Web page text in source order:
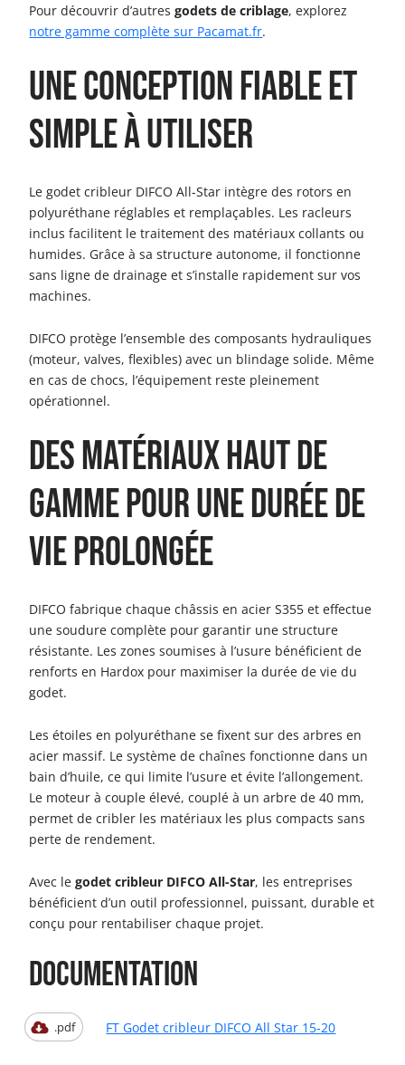
Pour découvrir d’autresgodets de criblage, explorez
notre gamme complète sur Pacamat.fr.
Une conception fiable et
simple à utiliser
Le godet cribleur DIFCO All-Star intègre des rotors en
polyuréthane réglables et remplaçables. Les racleurs
inclus facilitent le traitement des matériaux collants ou
humides. Grâce à sa structure autonome, il fonctionne
sans ligne de drainage et s’installe rapidement sur vos
machines.
DIFCO protège l’ensemble des composants hydrauliques
(moteur, valves, flexibles) avec un blindage solide. Même
en cas de chocs, l’équipement reste pleinement
opérationnel.
Des matériaux haut de
gamme pour une durée de
vie prolongée
DIFCO fabrique chaque châssis en acier S355 et effectue
une soudure complète pour garantir une structure
résistante. Les zones soumises à l’usure bénéficient de
renforts en Hardox pour maximiser la durée de vie du
godet.
Les étoiles en polyuréthane se fixent sur des arbres en
acier massif. Le système de chaînes fonctionne dans un
bain d’huile, ce qui limite l’usure et évite l’allongement.
Le moteur à couple élevé, couplé à un arbre de 40 mm,
permet de cribler les matériaux les plus compacts sans
perte de rendement.
Avec legodet cribleur DIFCO All-Star, les entreprises
bénéficient d’un outil professionnel, puissant, durable et
conçu pour rentabiliser chaque projet.
Documentation
.pdf FT Godet cribleur DIFCO All Star 15-20